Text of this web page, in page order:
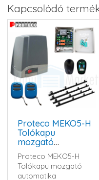
Kapcsolódó
Proteco MEKO5-H
Tolókapu
mozgató
automatika szett
Proteco MEKO5-H
Tolókapu mozgató
automatika